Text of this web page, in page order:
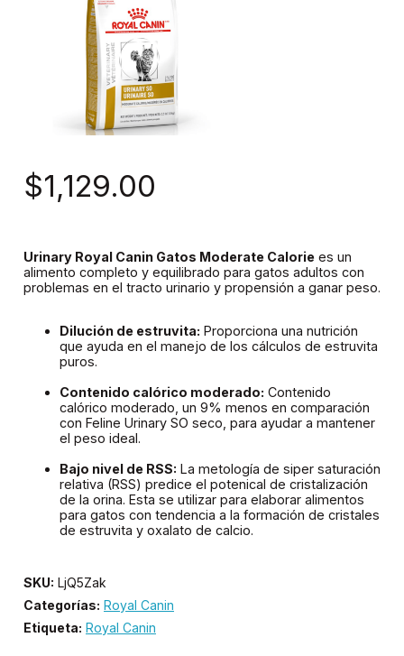
$1,129.00
Urinary Royal Canin Gatos Moderate Calorie es un
alimento completo y equilibrado para gatos adultos con
problemas en el tracto urinario y propensión a ganar peso.
Dilución de estruvita: Proporciona una nutrición
que ayuda en el manejo de los cálculos de estruvita
puros.
Contenido calórico moderado: Contenido
calórico moderado, un 9% menos en comparación
con Feline Urinary SO seco, para ayudar a mantener
el peso ideal.
Bajo nivel de RSS: La metología de siper saturación
relativa (RSS) predice el potenical de cristalización
de la orina. Esta se utilizar para elaborar alimentos
para gatos con tendencia a la formación de cristales
de estruvita y oxalato de calcio.
SKU: LjQ5Zak
Categorías: Royal Canin
Etiqueta: Royal Canin